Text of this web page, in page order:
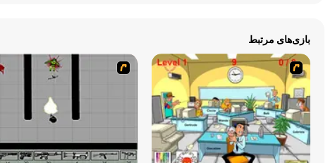
بازی‌های مرتبط